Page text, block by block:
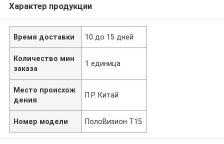
Характер продукции
Время доставки 10 до 15 дней
Количество мин
заказа
1 единица
Место происхож
дения
П.Р. Китай
Номер модели ПолоВизион T15